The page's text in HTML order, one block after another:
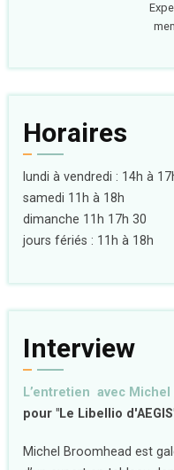
Horaires
lundi à vendredi : 14h à
samedi 11h à 18h
dimanche 11h 17h 30
jours fériés : 11h à 18h
Interview
L’entretien avec
pour "Le Libellio
Michel Broomhead est